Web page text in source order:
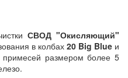
СВОД "Окисляющий"
в колбах 20 Big Blue и
примесей размером более 5